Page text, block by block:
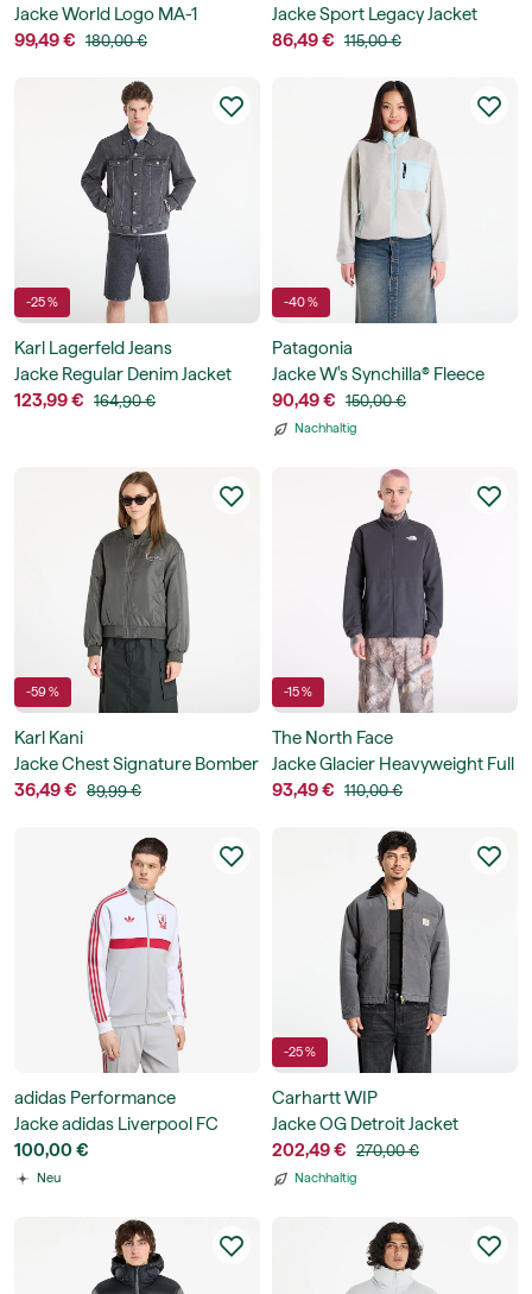
Jacke World Logo MA-1
99,49 € 180,00 €
Jacke Sport Legacy Jacket
86,49 € 115,00 €
-25 %
Karl Lagerfeld Jeans
Jacke Regular Denim Jacket
123,99 € 164,90 €
-40 %
Patagonia
Jacke W's Synchilla® Fleece
Jacket
90,49 € 150,00 €
Nachhaltig
-59 %
Karl Kani
Jacke Chest Signature Bomber
Jacket
36,49 € 89,99 €
-15 %
The North Face
Jacke Glacier Heavyweight Full
Zip Jacket
93,49 € 110,00 €
adidas Performance
Jacke adidas Liverpool FC
Originals Track Top
100,00 €
Neu
-25 %
Carhartt WIP
Jacke OG Detroit Jacket
UNISEX
202,49 € 270,00 €
Nachhaltig